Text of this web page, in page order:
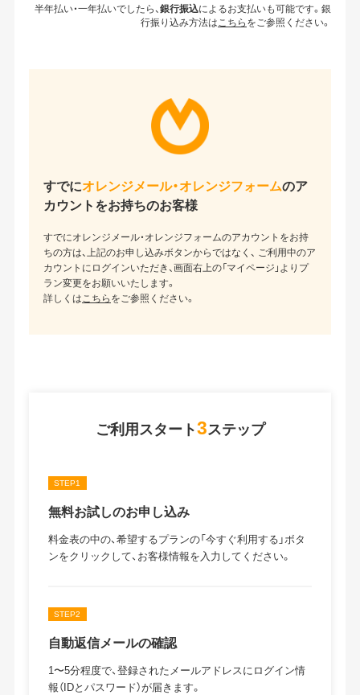
半年払い・一年払いでしたら、 銀行振込によるお支払いも可能です。 銀
行振り込み方法は こちら をご参照ください。
すでにオレンジメール・オレンジフォームのア
カウントをお持ちのお客様
すでにオレンジメール・オレンジフォームのアカウントをお持
ちの方は、上記のお申し込みボタンからではなく、 ご利用中のア
カウントにログインいただき、画面右上の「マイページ」よりプ
ラン変更をお願いいたします。
詳しくは こちら をご参照ください。
ご利用スタート3ステップ
STEP1
無料お試しのお申し込み
料金表の中の、希望するプランの「今すぐ利用する」ボタ
ンをクリックして、お客様情報を入力してください。
STEP2
自動返信メールの確認
1〜5分程度で、登録されたメールアドレスにログイン情
報（IDとパスワード）が届きます。